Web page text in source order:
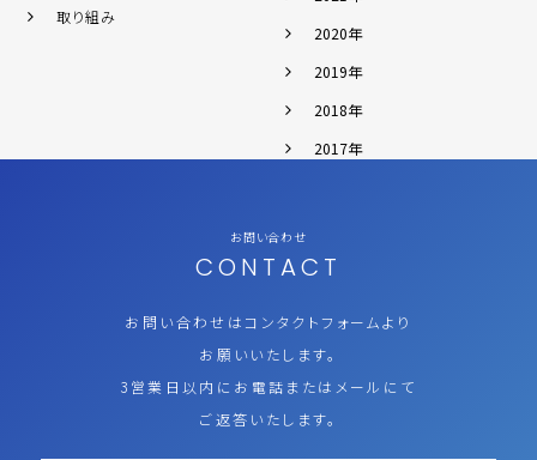
取り組み
2020年
2019年
2018年
2017年
お問い合わせ
CONTACT
お問い合わせはコンタクトフォームより
お願いいたします。
3営業日以内にお電話またはメールにて
ご返答いたします。